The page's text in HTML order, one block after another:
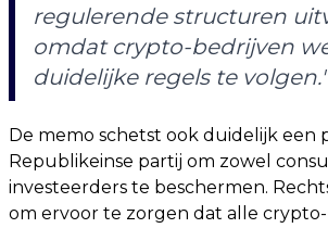
regulerende structuren
omdat crypto-bedrijven
duidelijke regels te volgen."
De memo schetst ook duidelijk een
Republikeinse partij om zowel
investeerders te beschermen.
om ervoor te zorgen dat alle